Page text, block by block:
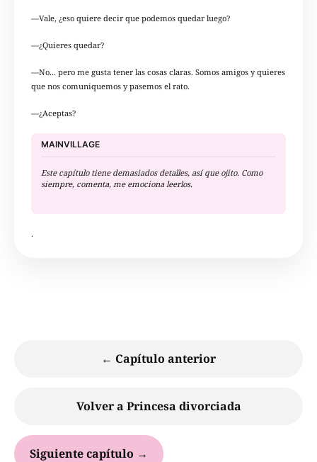
—Vale, ¿eso quiere decir que podemos quedar luego?
—¿Quieres quedar?
—No... pero me gusta tener las cosas claras. Somos amigos y quieres
que nos comuniquemos y pasemos el rato.
—¿Aceptas?
MAINVILLAGE
Este capítulo tiene demasiados detalles, así que ojito. Como
siempre, comenta, me emociona leerlos.
.
← Capítulo anterior
Volver a Princesa divorciada
Siguiente capítulo →